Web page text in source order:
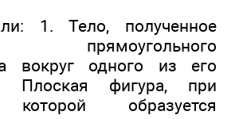
1. Тело, полученное
прямоугольного
вокруг одного из его
Плоская фигура, при
образуется